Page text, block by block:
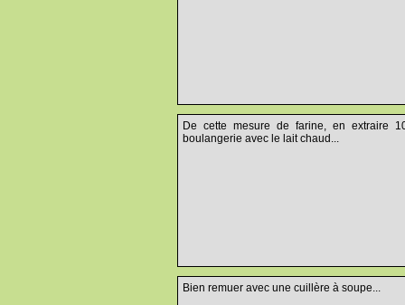
De cette mesure de farine, en extraire
boulangerie avec le lait chaud...
Bien remuer avec une cuillère à soupe...